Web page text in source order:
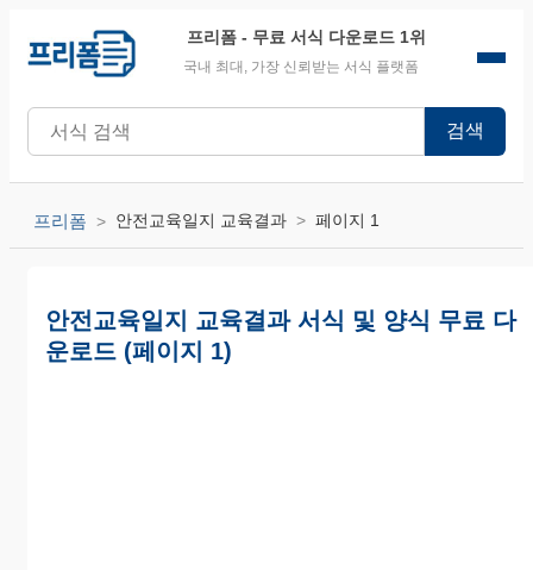
프리폼 - 무료 서식 다운로드 1위
국내 최대, 가장 신뢰받는 서식 플랫폼
검색
프리폼 안전교육일지 교육결과 페이지 1
안전교육일지 교육결과 서식 및 양식 무료 다
운로드 (페이지 1)